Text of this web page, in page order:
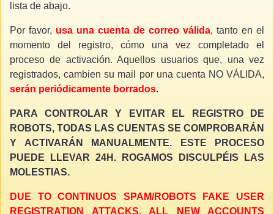
lista de abajo.
Por favor, usa una cuenta de correo válida, tanto en el
momento del registro, cómo una vez completado el
proceso de activación. Aquellos usuarios que, una vez
registrados, cambien su mail por una cuenta NO VÁLIDA,
serán periódicamente borrados.
PARA CONTROLAR Y EVITAR EL REGISTRO DE
ROBOTS, TODAS LAS CUENTAS SE COMPROBARÁN
Y ACTIVARÁN MANUALMENTE. ESTE PROCESO
PUEDE LLEVAR 24H. ROGAMOS DISCULPÉIS LAS
MOLESTIAS.
DUE TO CONTINUOS SPAM/ROBOTS FAKE USER
REGISTRATION ATTACKS, ALL NEW ACCOUNTS